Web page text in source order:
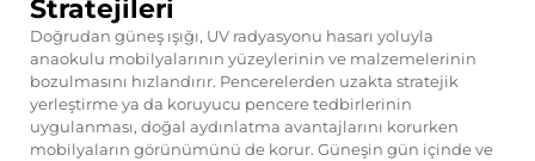
Stratejileri
Doğrudan güneş ışığı, UV radyasyonu hasarı yoluyla
anaokulu mobilyalarının yüzeylerinin ve malzemelerinin
bozulmasını hızlandırır. Pencerelerden uzakta stratejik
yerleştirme ya da koruyucu pencere tedbirlerinin
uygulanması, doğal aydınlatma avantajlarını korurken
mobilyaların görünümünü de korur. Güneşin gün içinde ve